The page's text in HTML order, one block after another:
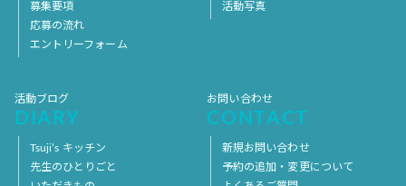
募集要項
応募の流れ
エントリーフォーム
活動写真
活動ブログ
DIARY
Tsuji’s キッチン
先生のひとりごと
お問い合わせ
CONTACT
新規お問い合わせ
予約の追加・変更について